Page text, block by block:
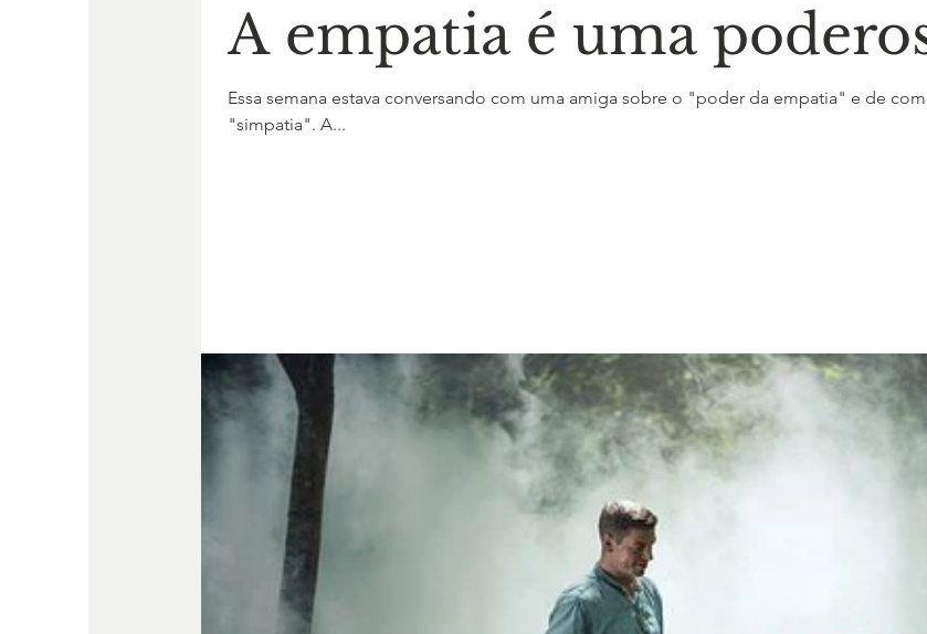
A empatia é uma
Essa semana estava conversando com uma amiga sobre o "poder da empatia" e de
"simpatia". A...